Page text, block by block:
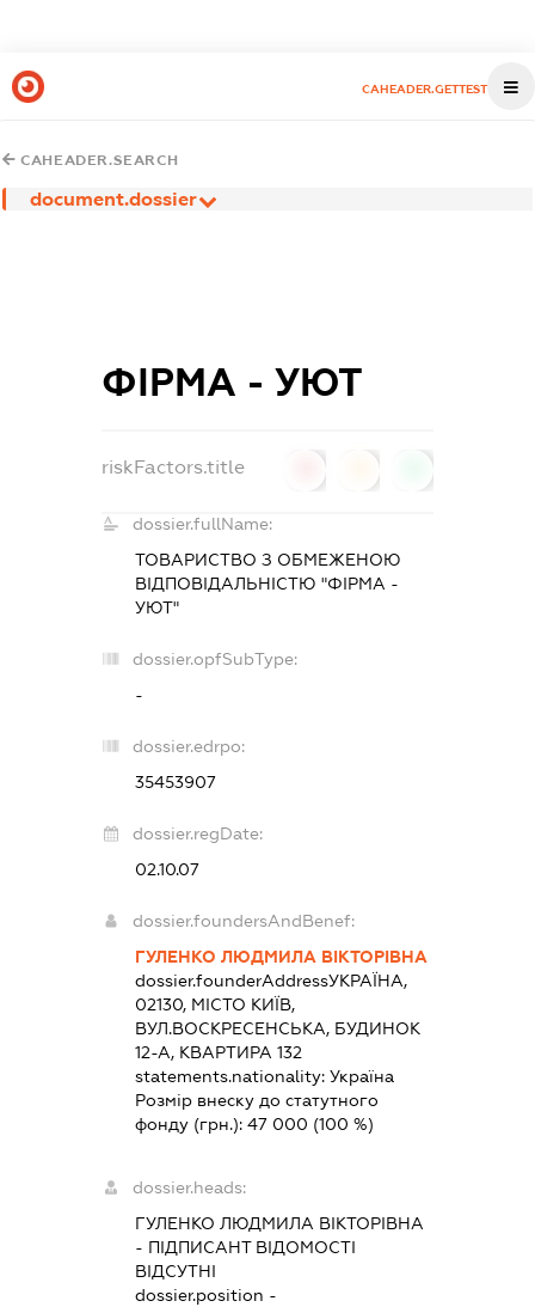
CAHEADER.GETTEST
CAHEADER.SEARCH
document.dossier
ФІРМА - УЮТ
riskFactors.title
dossier.fullName:
ТОВАРИСТВО З ОБМЕЖЕНОЮ
ВІДПОВІДАЛЬНІСТЮ "ФІРМА -
УЮТ"
dossier.opfSubType:
-
dossier.edrpo:
35453907
dossier.regDate:
02.10.07
dossier.foundersAndBenef:
ГУЛЕНКО ЛЮДМИЛА ВІКТОРІВНА
dossier.founderAddressУКРАЇНА,
02130, МІСТО КИЇВ,
ВУЛ.ВОСКРЕСЕНСЬКА, БУДИНОК
12-А, КВАРТИРА 132
statements.nationality: Україна
Розмір внеску до статутного
фонду (грн.): 47 000 (100 %)
dossier.heads:
ГУЛЕНКО ЛЮДМИЛА ВІКТОРІВНА
- ПІДПИСАНТВІДОМОСТІ
ВІДСУТНІ
dossier.position -